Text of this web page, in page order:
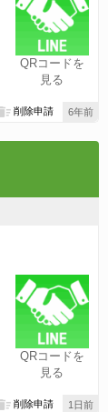
QRコードを
見る
6年前
削除申請
QRコードを
見る
1日前
削除申請